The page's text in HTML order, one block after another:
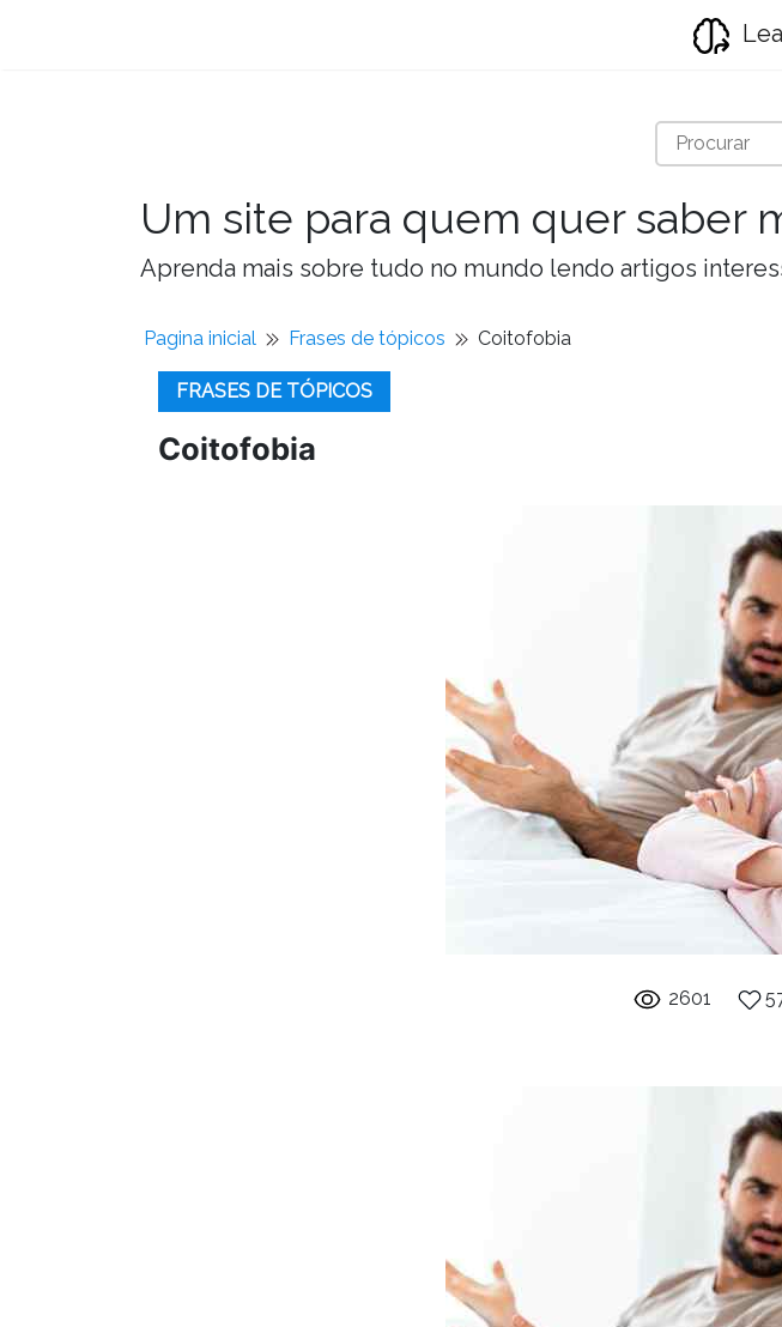
Um site para quem quer saber
Aprenda mais sobre tudo no mundo lendo artigos
Pagina inicial Frases de tópicos Coitofobia
FRASES DE TÓPICOS
Coitofobia
2601